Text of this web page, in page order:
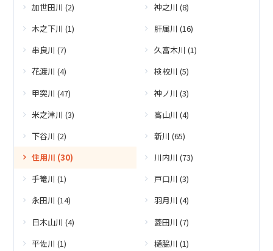
加世田川 (2)
神之川 (8)
木之下川 (1)
肝属川 (16)
串良川 (7)
久富木川 (1)
花渡川 (4)
検校川 (5)
甲突川 (47)
神ノ川 (3)
米之津川 (3)
高山川 (4)
下谷川 (2)
新川 (65)
住用川 (30)
川内川 (73)
手篭川 (1)
戸口川 (3)
永田川 (14)
羽月川 (4)
日木山川 (4)
菱田川 (7)
平佐川 (1)
樋脇川 (1)